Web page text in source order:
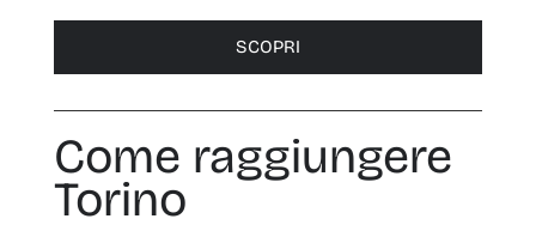
SCOPRI
Come raggiungere
Torino